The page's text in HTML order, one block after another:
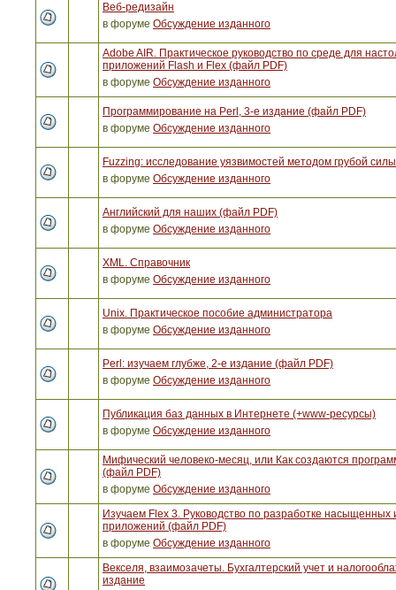
Веб-редизайн
в форуме Обсуждение изданного
Adobe AIR. Практическое руководство по среде для
приложений Flash и Flex (файл PDF)
в форуме Обсуждение изданного
Программирование на Perl, 3-е издание (файл PDF)
в форуме Обсуждение изданного
Fuzzing: исследование уязвимостей методом грубой
в форуме Обсуждение изданного
Английский для наших (файл PDF)
в форуме Обсуждение изданного
XML. Справочник
в форуме Обсуждение изданного
Unix. Практическое пособие администратора
в форуме Обсуждение изданного
Perl: изучаем глубже, 2-е издание (файл PDF)
в форуме Обсуждение изданного
Публикация баз данных в Интернете (+www-ресурсы)
в форуме Обсуждение изданного
Мифический человеко-месяц, или Как создаются
(файл PDF)
в форуме Обсуждение изданного
Изучаем Flex 3. Руководство по разработке насыщенных
приложений (файл PDF)
в форуме Обсуждение изданного
Векселя, взаимозачеты. Бухгалтерский учет и
издание